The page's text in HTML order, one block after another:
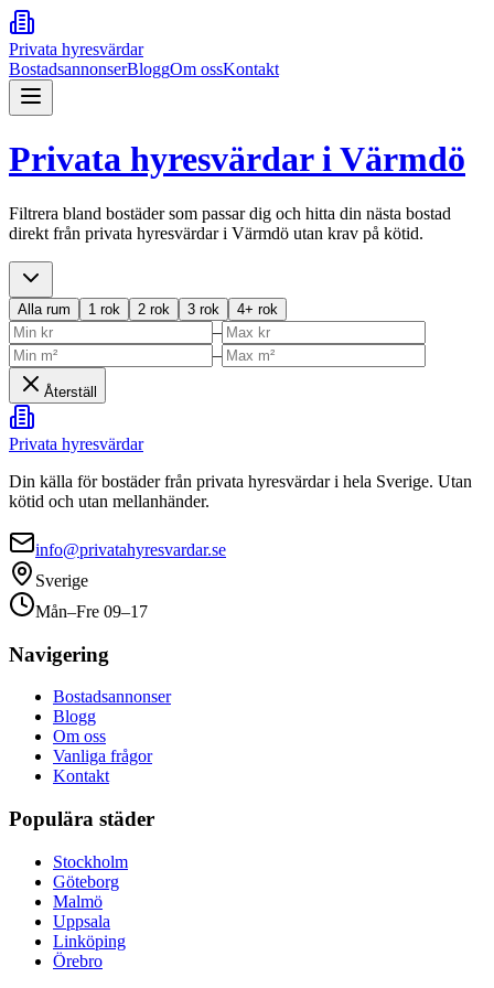
Privata hyresvärdar
BostadsannonserBloggOm ossKontakt
Privata hyresvärdar iVärmdö
Filtrera bland bostäder som passar dig och hitta din nästa bostad
direkt från privata hyresvärdar i Värmdö utan krav på kötid.
Alla rum 1 rok 2 rok 3 rok 4+ rok
–
–
Återställ
Privata hyresvärdar
Din källa för bostäder från privata hyresvärdar i hela Sverige. Utan
kötid och utan mellanhänder.
info@privatahyresvardar.se
Sverige
Mån–Fre 09–17
Navigering
Bostadsannonser
Blogg
Om oss
Vanliga frågor
Kontakt
Populära städer
Stockholm
Göteborg
Malmö
Uppsala
Linköping
Örebro